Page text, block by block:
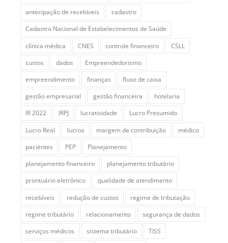
antecipação de recebíveis
cadastro
Cadastro Nacional de Estabelecimentos de Saúde
clínica médica
CNES controle financeiro
CSLL
custos
dados
Empreendedorismo
empreendimento
finanças
fluxo de caixa
gestão empresarial
gestão financeira
hotelaria
IR 2022
IRPJ lucratividade
Lucro Presumido
Lucro Real
lucros margem de contribuição
médico
pacientes
PEP
Planejamento
planejamento financeiro
planejamento tributário
prontuário eletrônico
qualidade de atendimento
recebíveis
redução de custos
regime de tributação
regime tributário
relacionamento
segurança de dados
serviços médicos
sistema tributário
TISS